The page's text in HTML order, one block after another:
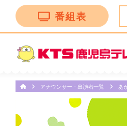
番組表
Ｎ Ｌｉｖｅ Ｎｅｗｓ α
アナウンサー・出演者一覧 あ